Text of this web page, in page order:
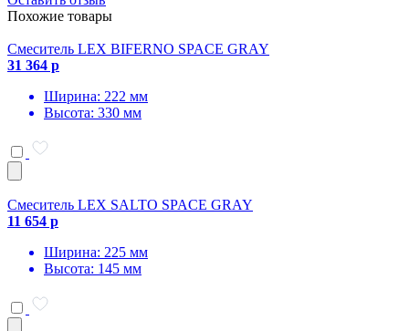
Похожие товары
Смеситель LEX BIFERNO SPACE GRAY
31 364 р
Ширина: 222 мм
Высота: 330 мм
Смеситель LEX SALTO SPACE GRAY
11 654 р
Ширина: 225 мм
Высота: 145 мм